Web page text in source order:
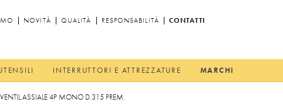
NOVITÀ QUALITÀ RESPONSABILITÀ CONTATTI
INTERRUTTORI E ATTREZZATURE MARCHI
VENTIL.ASSIALE 4P MONO D.315 PREM.